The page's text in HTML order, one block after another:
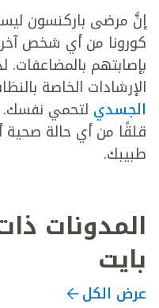
إنَّ مرضى باركنسون
كورونا من أي شخص
بإصابتهم
الإرشادات الخاصة
الجسدي لتحمي نفسك.
قلقًا من أي حالة صحية
طبيبك.
المدونات
بايت
عرض الكل